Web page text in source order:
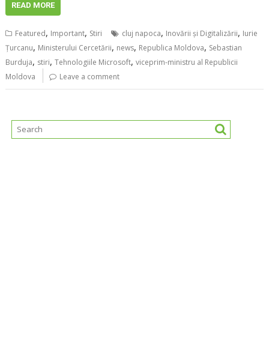
READ MORE
Featured, Important, Stiri cluj napoca, Inovării și Digitalizării, Iurie
Ţurcanu, Ministerului Cercetării, news, Republica Moldova, Sebastian
Burduja, stiri,Tehnologiile Microsoft,viceprim-ministru al Republicii
Moldova
Leave a comment